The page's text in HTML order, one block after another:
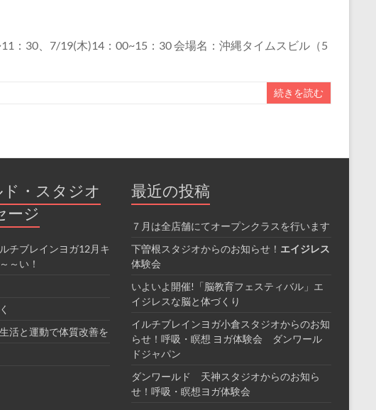
：30、7/19(木)14：00~15：30 会場名：沖縄タイムスビル（5
続きを読む
・スタジオ
ージ
チブレインヨガ12月キ
～い！
活と運動で体質改善を
最近の投稿
７月は全店舗にてオープンクラスを行います
下曽根スタジオからのお知らせ！ エイジレス
体験会
いよいよ開催!「脳教育フェスティバル」エ
イジレスな脳と体づくり
イルチブレインヨガ小倉スタジオからのお知
らせ！呼吸・瞑想 ヨガ体験会 ダンワール
ドジャパン
ダンワールド 天神スタジオからのお知ら
せ！呼吸・瞑想ヨガ体験会